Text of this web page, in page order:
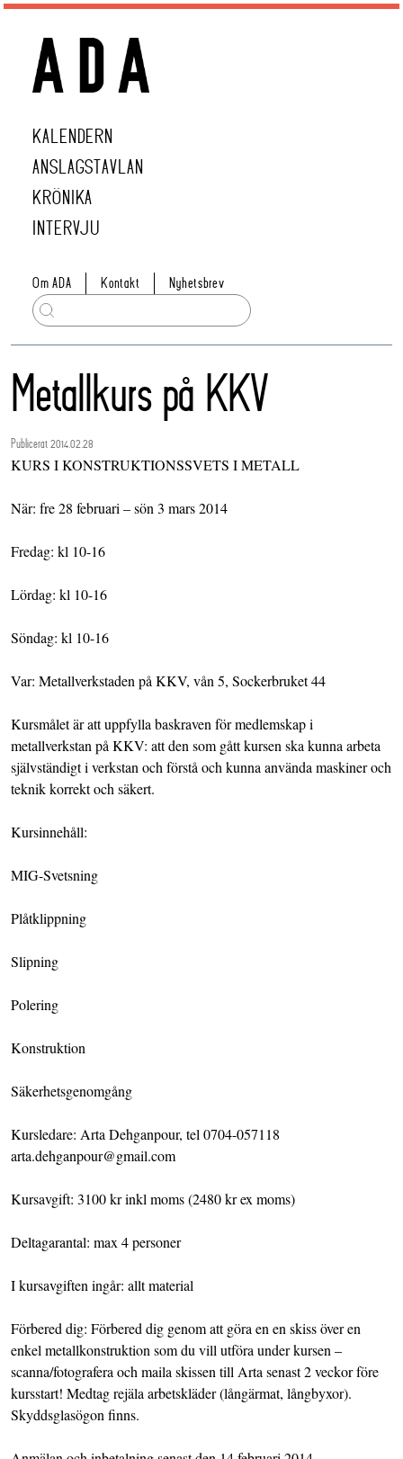
KALENDERN
ANSLAGSTAVLAN
KRÖNIKA
INTERVJU
Om ADA Kontakt Nyhetsbrev
Metallkurs på KKV
Publicerat 2014.02.28
KURS I KONSTRUKTIONSSVETS I METALL
När: fre 28 februari – sön 3 mars 2014
Fredag: kl 10-16
Lördag: kl 10-16
Söndag: kl 10-16
Var: Metallverkstaden på KKV, vån 5, Sockerbruket 44
Kursmålet är att uppfylla baskraven för medlemskap i
metallverkstan på KKV: att den som gått kursen ska kunna arbeta
självständigt i verkstan och förstå och kunna använda maskiner och
teknik korrekt och säkert.
Kursinnehåll:
MIG-Svetsning
Plåtklippning
Slipning
Polering
Konstruktion
Säkerhetsgenomgång
Kursledare: Arta Dehganpour, tel 0704-057118
arta.dehganpour@gmail.com
Kursavgift: 3100 kr inkl moms (2480 kr ex moms)
Deltagarantal: max 4 personer
I kursavgiften ingår: allt material
Förbered dig: Förbered dig genom att göra en en skiss över en
enkel metallkonstruktion som du vill utföra under kursen –
scanna/fotografera och maila skissen till Arta senast 2 veckor före
kursstart! Medtag rejäla arbetskläder (långärmat, långbyxor).
Skyddsglasögon finns.